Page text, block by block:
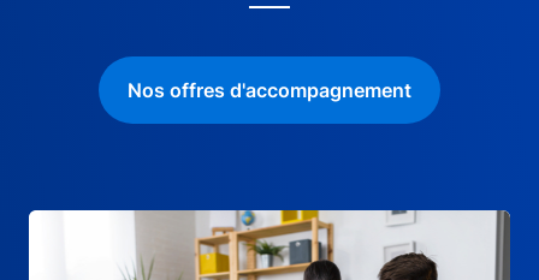
Nos offres d'accompagnement